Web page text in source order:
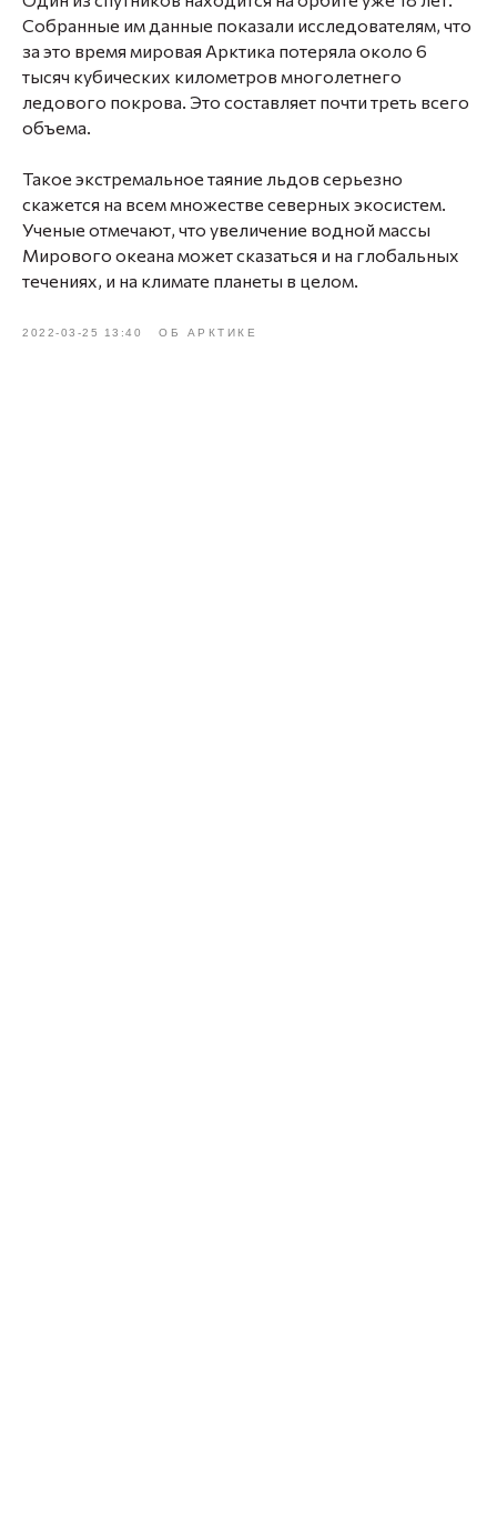
Собранные им данные показали исследователям, что
за это время мировая Арктика потеряла около 6
тысяч кубических километров многолетнего
ледового покрова. Это составляет почти треть всего
объема.
Такое экстремальное таяние льдов серьезно
скажется на всем множестве северных экосистем.
Ученые отмечают, что увеличение водной массы
Мирового океана может сказаться и на глобальных
течениях, и на климате планеты в целом.
2022-03-25 13:40 ОБ АРКТИКЕ